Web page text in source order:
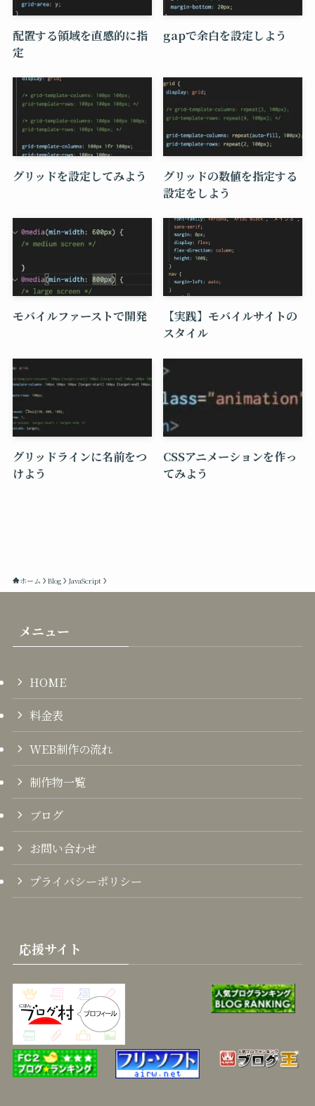
配置する領域を直感的に指
定
gapで余白を設定しよう
グリッドを設定してみよう
グリッドの数値を指定する
設定をしよう
モバイルファーストで開発
【実践】モバイルサイトの
スタイル
グリッドラインに名前をつ
けよう
CSSアニメーションを作っ
てみよう
ホーム Blog JavaScript
メニュー
HOME
料金表
WEB制作の流れ
制作物一覧
ブログ
お問い合わせ
プライバシーポリシー
応援サイト